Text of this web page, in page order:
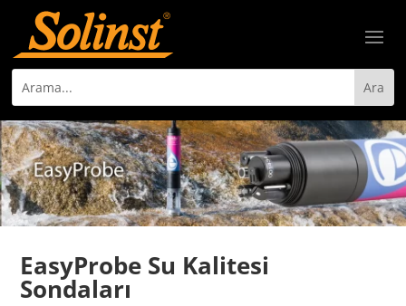
EasyProbe Su Kalitesi
Sondaları